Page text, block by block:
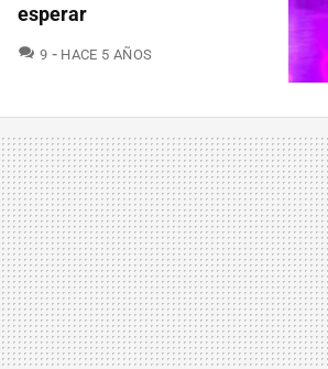
esperar
9 COMENTARIOS
HACE 5 AÑOS